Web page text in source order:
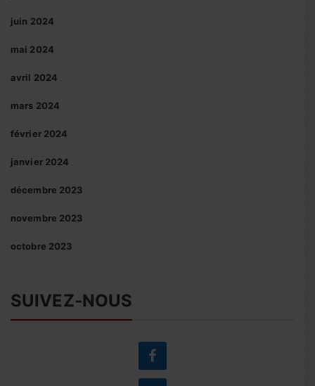
juin 2024
mai 2024
avril 2024
mars 2024
février 2024
janvier 2024
décembre 2023
novembre 2023
octobre 2023
SUIVEZ-NOUS